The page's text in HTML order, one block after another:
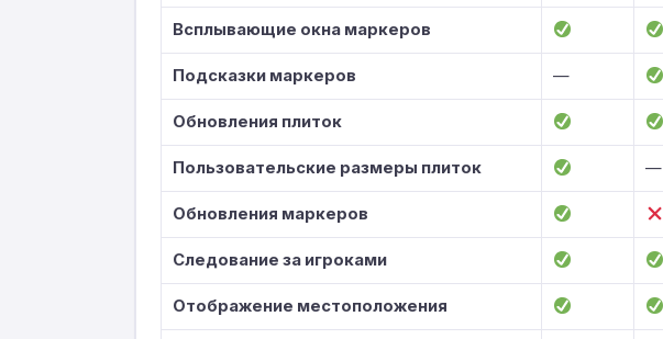
Всплывающие окна маркеров
Подсказки маркеров —
Обновления плиток
Пользовательские размеры плиток —
Обновления маркеров
Следование за игроками
Отображение местоположения